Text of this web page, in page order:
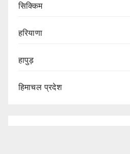
सिक्किम
हरियाणा
हापुड़
हिमाचल प्रदेश